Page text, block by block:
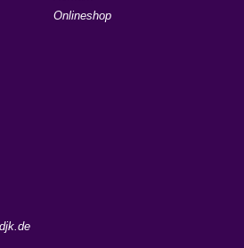
Onlineshop